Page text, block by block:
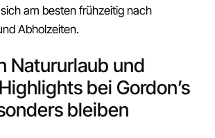
am besten frühzeitig nach
Abholzeiten.
Natururlaub und
bei Gordon’s
bleiben